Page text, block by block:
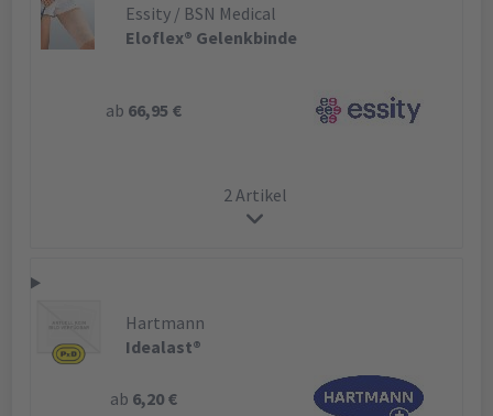
Essity / BSN Medical
Eloflex® Gelenkbinde
ab 66,95 €
2 Artikel
Hartmann
Idealast®
ab 6,20 €